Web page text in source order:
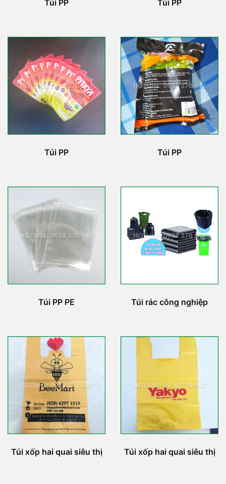
Túi PP Túi PP
Túi PP Túi PP
Túi PP PE Túi rác công nghiệp
Túi xốp hai quai siêu thị Túi xốp hai quai siêu thị